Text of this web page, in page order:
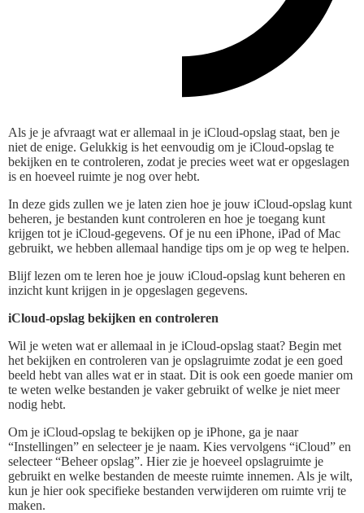
Als je je afvraagt wat er allemaal in je iCloud-opslag staat, ben je
niet de enige. Gelukkig is het eenvoudig om je iCloud-opslag te
bekijken en te controleren, zodat je precies weet wat er opgeslagen
is en hoeveel ruimte je nog over hebt.
In deze gids zullen we je laten zien hoe je jouw iCloud-opslag kunt
beheren, je bestanden kunt controleren en hoe je toegang kunt
krijgen tot je iCloud-gegevens. Of je nu een iPhone, iPad of Mac
gebruikt, we hebben allemaal handige tips om je op weg te helpen.
Blijf lezen om te leren hoe je jouw iCloud-opslag kunt beheren en
inzicht kunt krijgen in je opgeslagen gegevens.
iCloud-opslag bekijken en controleren
Wil je weten wat er allemaal in je iCloud-opslag staat? Begin met
het bekijken en controleren van je opslagruimte zodat je een goed
beeld hebt van alles wat er in staat. Dit is ook een goede manier om
te weten welke bestanden je vaker gebruikt of welke je niet meer
nodig hebt.
Om je iCloud-opslag te bekijken op je iPhone, ga je naar
“Instellingen” en selecteer je je naam. Kies vervolgens “iCloud” en
selecteer “Beheer opslag”. Hier zie je hoeveel opslagruimte je
gebruikt en welke bestanden de meeste ruimte innemen. Als je wilt,
kun je hier ook specifieke bestanden verwijderen om ruimte vrij te
maken.